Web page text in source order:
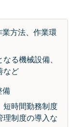
方法、作業環
る機械設備、
など
備
短時間勤務制度
理制度の導入な